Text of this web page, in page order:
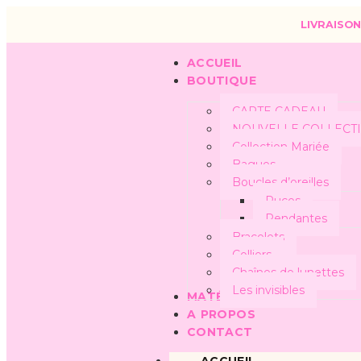
ACCUEIL
BOUTIQUE
CARTE CADEAU
NOUVELLE
Collection Mariée
Bagues
Boucles d’oreilles
Puces
Pendantes
Bracelets
Colliers
Chaînes de lunettes
Les invisibles
MATÉRIAUX
A PROPOS
CONTACT